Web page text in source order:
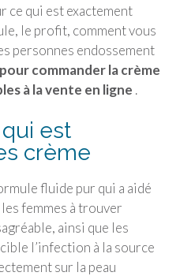
ce qui est exactement
le profit, comment vous
personnes endossement
commander la crème
à la vente en ligne .
est
crème
fluide pur qui a aidé
femmes à trouver
ainsi que les
l’infection à la source
sur la peau